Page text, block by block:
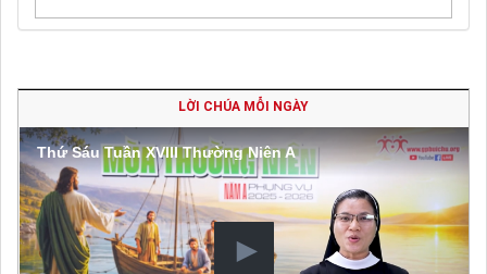
LỜI CHÚA MỖI NGÀY
Thứ Sáu Tuần XVIII Thường Niên A